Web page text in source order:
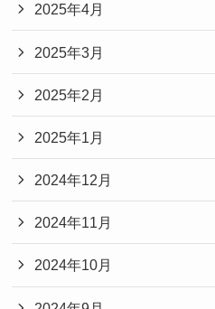
2025年4月
2025年3月
2025年2月
2025年1月
2024年12月
2024年11月
2024年10月